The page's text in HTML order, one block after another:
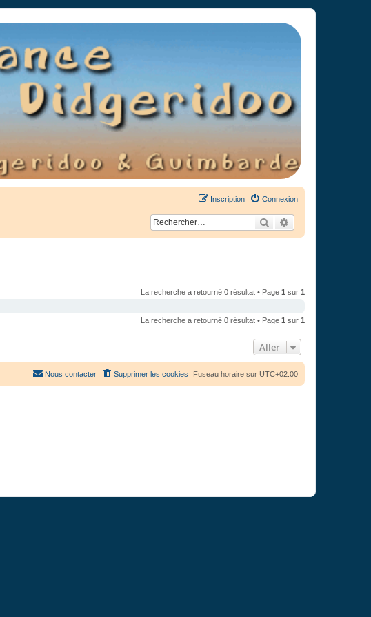
Connexion
Inscription
Rechercher
La recherche a retourné 0 résultat • Page 1 sur 1
La recherche a retourné 0 résultat • Page 1 sur 1
Aller
Fuseau horaire sur UTC+02:00
Supprimer les cookies
Nous contacter